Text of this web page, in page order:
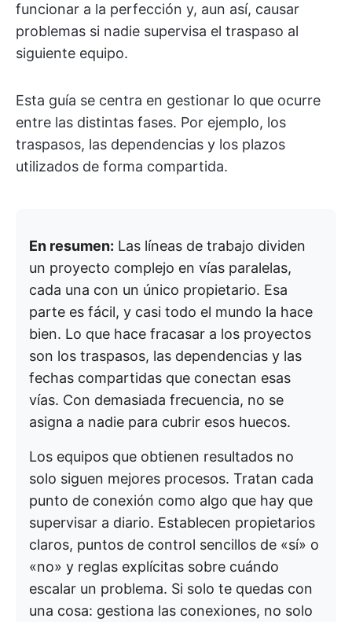
funcionar a la perfección y, aun así, causar
problemas si nadie supervisa el traspaso al
siguiente equipo.
Esta guía se centra en gestionar lo que ocurre
entre las distintas fases. Por ejemplo, los
traspasos, las dependencias y los plazos
utilizados de forma compartida.
En resumen: Las líneas de trabajo dividen
un proyecto complejo en vías paralelas,
cada una con un único propietario. Esa
parte es fácil, y casi todo el mundo la hace
bien. Lo que hace fracasar a los proyectos
son los traspasos, las dependencias y las
fechas compartidas que conectan esas
vías. Con demasiada frecuencia, no se
asigna a nadie para cubrir esos huecos.
Los equipos que obtienen resultados no
solo siguen mejores procesos. Tratan cada
punto de conexión como algo que hay que
supervisar a diario. Establecen propietarios
claros, puntos de control sencillos de «sí» o
«no» y reglas explícitas sobre cuándo
escalar un problema. Si solo te quedas con
una cosa: gestiona las conexiones, no solo